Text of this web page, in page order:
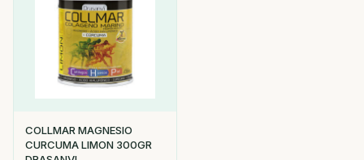
COLLMAR MAGNESIO
CURCUMA LIMON 300GR